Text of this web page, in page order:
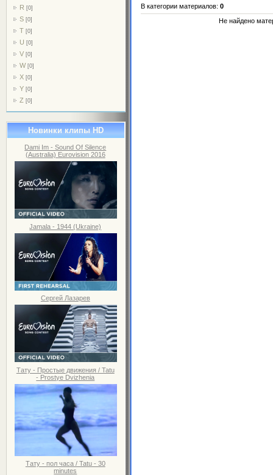
R [0]
S [0]
T [0]
U [0]
V [0]
W [0]
X [0]
Y [0]
Z [0]
Новинки клипы HD
Dami Im - Sound Of Silence
(Australia) Eurovision 2016
Jamala - 1944 (Ukraine)
Сергей Лазарев
Тату - Простые движения / Tatu
- Prostye Dvizhenia
Тату - пол часа / Tatu - 30
minutes
В категории материалов: 0
Не найдено